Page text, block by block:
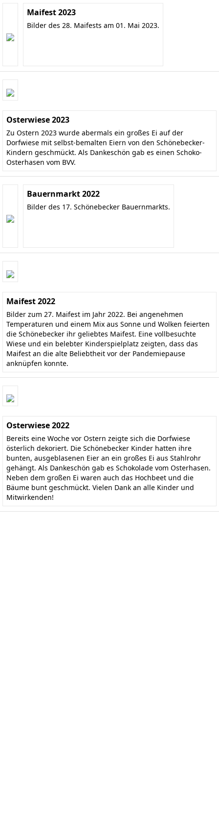
Maifest 2023
Bilder des 28. Maifests am 01. Mai 2023.
Osterwiese 2023
Zu Ostern 2023 wurde abermals ein großes Ei auf der
Dorfwiese mit selbst-bemalten Eiern von den Schönebecker-
Kindern geschmückt. Als Dankeschön gab es einen Schoko-
Osterhasen vom BVV.
Bauernmarkt 2022
Bilder des 17. Schönebecker Bauernmarkts.
Maifest 2022
Bilder zum 27. Maifest im Jahr 2022. Bei angenehmen
Temperaturen und einem Mix aus Sonne und Wolken feierten
die Schönebecker ihr geliebtes Maifest. Eine vollbesuchte
Wiese und ein belebter Kinderspielplatz zeigten, dass das
Maifest an die alte Beliebtheit vor der Pandemiepause
anknüpfen konnte.
Osterwiese 2022
Bereits eine Woche vor Ostern zeigte sich die Dorfwiese
österlich dekoriert. Die Schönebecker Kinder hatten ihre
bunten, ausgeblasenen Eier an ein großes Ei aus Stahlrohr
gehängt. Als Dankeschön gab es Schokolade vom Osterhasen.
Neben dem großen Ei waren auch das Hochbeet und die
Bäume bunt geschmückt. Vielen Dank an alle Kinder und
Mitwirkenden!